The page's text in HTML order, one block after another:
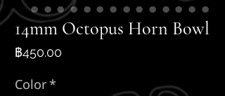
14mm Octopus Horn Bowl
฿450.00
Color*